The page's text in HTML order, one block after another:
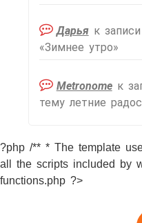
Дарьяк записи
«Зимнее утро»
Metronomeк
тему летние
?php /** * The template
all the scripts included by
functions.php ?>